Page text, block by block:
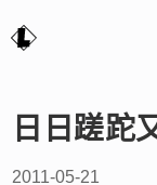
日日蹉跎
2011-05-21